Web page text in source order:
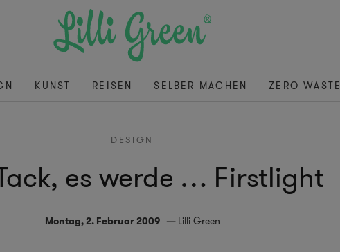
KUNST REISEN SELBER MACHEN ZERO WASTE
DESIGN
es werde … Firstlight
Montag, 2. Februar 2009 Lilli Green